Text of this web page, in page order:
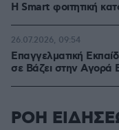
Η Smart φοιτητική
Επαγγελματική
σε Bάζει στην Aγορά
26.07.2026, 09:54
ΡΟΗ